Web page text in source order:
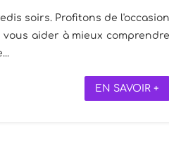
soirs. Profitons de l'occasion
aider à mieux comprendre
EN SAVOIR +